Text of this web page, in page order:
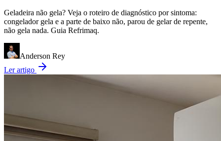
Geladeira não gela? Veja o roteiro de diagnóstico por sintoma:
congelador gela e a parte de baixo não, parou de gelar de repente,
não gela nada. Guia Refrimaq.
Anderson Rey
Ler artigo